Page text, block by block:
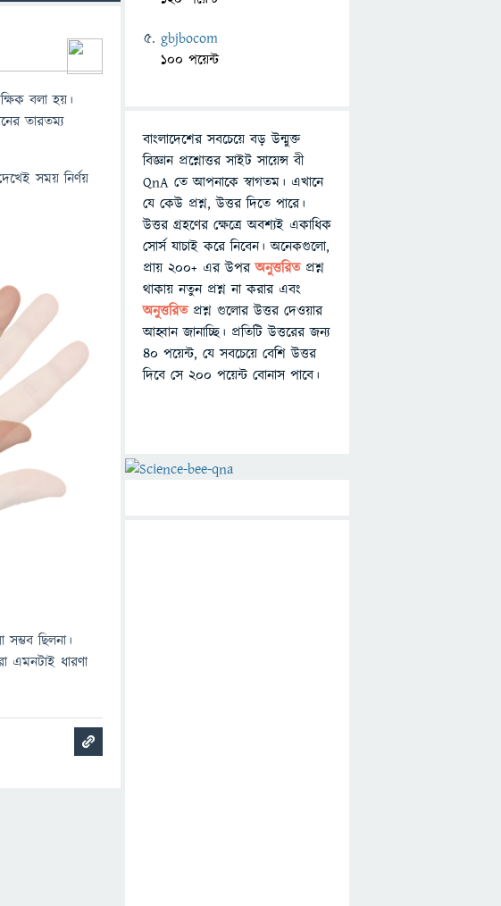
বলা হয়।
তারতম্য
সময় নির্ণয়
ছিলনা।
এমনটাই ধারণা
gbjbocom
100 পয়েন্ট
বাংলাদেশের সবচেয়ে বড় উন্মুক্ত
বিজ্ঞান প্রশ্নোত্তর সাইট সায়েন্স বী
QnA তে আপনাকে স্বাগতম। এখানে
যে কেউ প্রশ্ন, উত্তর দিতে পারে।
উত্তর গ্রহণের ক্ষেত্রে অবশ্যই একাধিক
সোর্স যাচাই করে নিবেন। অনেকগুলো,
প্রায় ২০০+ এর উপরঅনুত্তরিতপ্রশ্ন
থাকায় নতুন প্রশ্ন না করার এবং
অনুত্তরিত প্রশ্ন গুলোর উত্তর দেওয়ার
আহ্বান জানাচ্ছি। প্রতিটি উত্তরের জন্য
৪০ পয়েন্ট, যে সবচেয়ে বেশি উত্তর
দিবে সে ২০০ পয়েন্ট বোনাস পাবে।